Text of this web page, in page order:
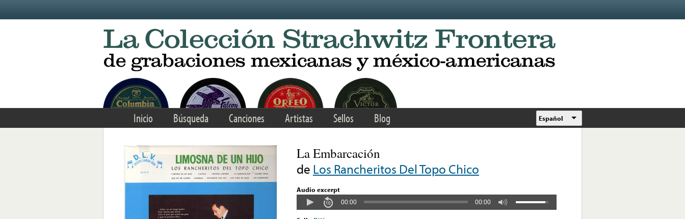
Inicio Búsqueda Canciones Artistas Sellos Blog Español
La Embarcación
de Los Rancheritos Del Topo Chico
Audio excerpt
00:00 00:00